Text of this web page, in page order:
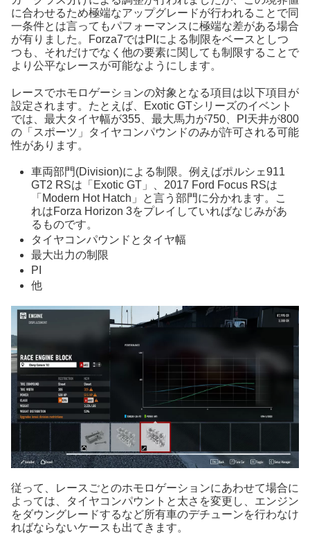
に合わせるため極端なアップグレードが行われることで同
一条件とは言ってもパフォーマンスに極端な差がある場合
が有りました。Forza7ではPIによる制限をベースとしつ
つも、それだけでなく他の要素に関しても制限することで
より公平なレースが可能なようにします。
レースでホモロゲーションの対象となる項目は以下項目が
設定されます。たとえば、Exotic GTシリーズのイベント
では、最大タイヤ幅が355、最大馬力が750、PI天井が800
の「スポーツ」タイヤコンパウンドのみが許可される可能
性があります。
車両部門(Division)による制限。例えばポルシェ911
GT2 RSは「Exotic GT」、2017 Ford Focus RSは
「Modern Hot Hatch」と言う部門に分かれます。こ
れはForza Horizon 3をプレイしていればなじみがあ
るものです。
タイヤコンパウンドとタイヤ幅
最大出力の制限
PI
他
従って、レースごとのホモロゲーションにあわせて場合に
よっては、タイヤコンパウントと太さを変更し、エンジン
をダウングレードするなど所有車のデチューンを行わなけ
ればならないケースも出てきます。